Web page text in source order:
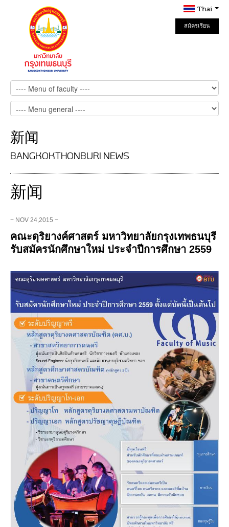
Thai
สมัครเรียน
Online
新闻
BANGKOKTHONBURI NEWS
新闻
− NOV 24,2015 −
คณะดุริยางค์ศาสตร์ มหาวิทยาลัยกรุงเทพธนบุรี
รับสมัครนักศึกษาใหม่ ประจำปีการศึกษา 2559